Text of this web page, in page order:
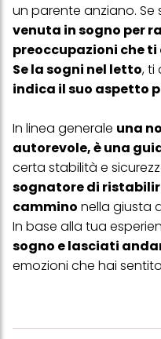
un parente anziano.
venuta in sogno per
preoccupazioni che
Se la sogni nel letto, ti
indica il suo aspetto
In linea generale una
autorevole, è una
certa stabilità e
sognatore di
cammino nella giusta
In base alla tua
sogno e lasciati
emozioni che hai
Se fai clic su "Modifica" potrai
trattamento dei tuoi dati /
più degli scopi sopra
acconsenti all'uso dei cookie
personali per tutte le finalità
verranno utilizzati solo i